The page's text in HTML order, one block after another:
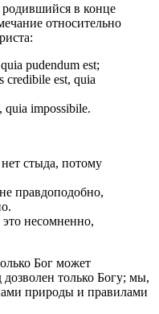
в конце
относительно
pudendum est;
credibile est, quia
quia impossibile.
стыда, потому
правдоподобно,
несомненно,
Бог может
дозволен только Богу; мы,
природы и правилами